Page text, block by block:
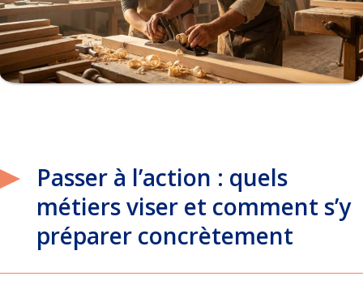
Passer à l’action : quels
métiers viser et comment s’y
préparer concrètement